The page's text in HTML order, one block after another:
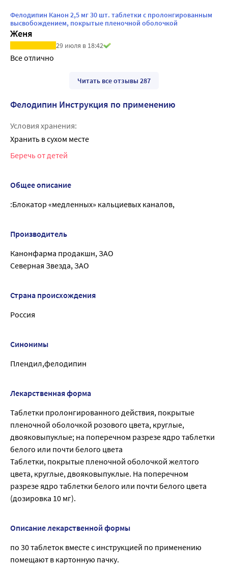
Фелодипин Канон 2,5 мг 30 шт. таблетки с пролонгированным
высвобождением, покрытые пленочной оболочкой
Женя
29 июля в 18:42
Все отлично
Читать все отзывы 287
Фелодипин Инструкция по применению
Условия хранения:
Хранить в сухом месте
Беречь от детей
Общее описание
:Блокатор «медленных» кальциевых каналов,
Производитель
Канонфарма продакшн, ЗАО
Северная Звезда, ЗАО
Страна происхождения
Россия
Синонимы
Плендил,фелодипин
Лекарственная форма
Таблетки пролонгированного действия, покрытые
пленочной оболочкой розового цвета, круглые,
двояковыпуклые; на поперечном разрезе ядро таблетки
белого или почти белого цвета
Таблетки, покрытые пленочной оболочкой желтого
цвета, круглые, двояковыпуклые. На поперечном
разрезе ядро таблетки белого или почти белого цвета
(дозировка 10 мг).
Описание лекарственной формы
по 30 таблеток вместе с инструкцией по применению
помещают в картонную пачку.